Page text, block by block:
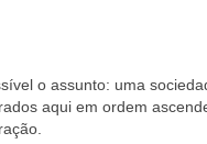
o assunto: uma
aqui em ordem